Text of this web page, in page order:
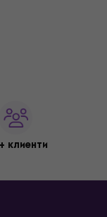
клиенти